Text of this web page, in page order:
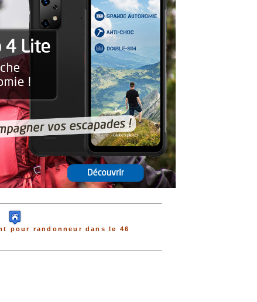
pour randonneur dans le 46